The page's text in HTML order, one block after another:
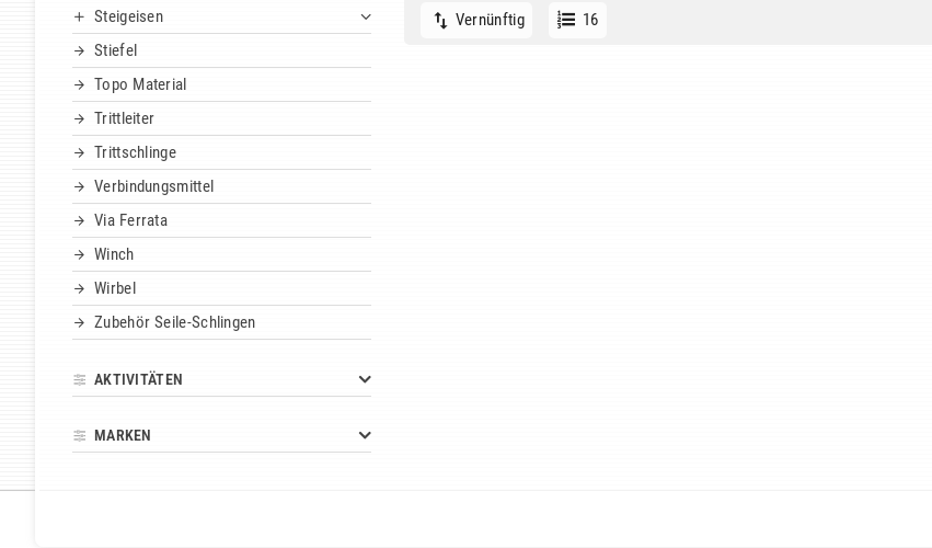
Steigeisen
Stiefel
Topo Material
Trittleiter
Trittschlinge
Verbindungsmittel
Via Ferrata
Winch
Wirbel
Zubehör Seile-Schlingen
AKTIVITÄTEN
MARKEN
Vernünftig 16